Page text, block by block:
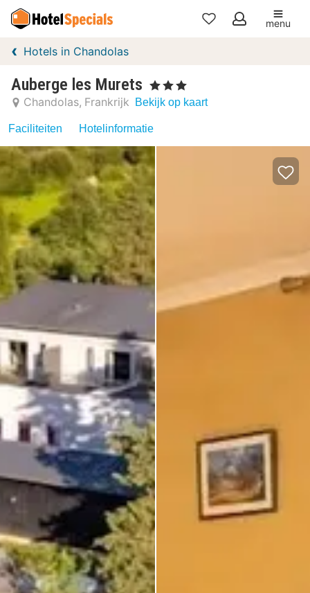
Mijn
menu
Hotels in Chandolas
Auberge les Murets , 3 Sterren
Chandolas Frankrijk Bekijk op kaart
Faciliteiten Hotelinformatie